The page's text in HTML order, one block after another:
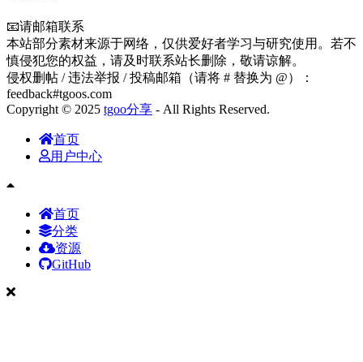
📧请邮箱联系
本站部分素材来源于网络，仅供爱好者学习与研究使用。若不
慎侵犯您的权益，请及时联系站长删除，敬请谅解。
侵权删帖 / 违法举报 / 投稿邮箱（请将 # 替换为 @）：
feedback#tgoos.com
Copyright © 2025 tgoo分享 - All Rights Reserved.
首页
用户中心
首页
分类
资源
GitHub